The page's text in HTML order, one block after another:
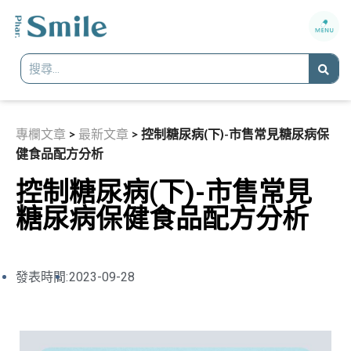
專欄文章 > 最新文章 > 控制糖尿病(下)-市售常見糖尿病保
健食品配方分析
控制糖尿病(下)-市售常見
糖尿病保健食品配方分析
發表時間:2023-09-28